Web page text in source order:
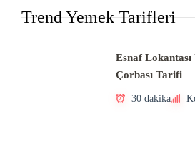
Trend Yemek Tarifleri
Esnaf
Çorbası Tarifi
30 dakika